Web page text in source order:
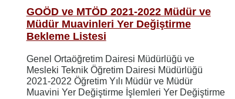
GOÖD ve MTÖD 2021-2022 Müdür ve
Müdür Muavinleri Yer Değiştirme
Bekleme Listesi
Genel Ortaöğretim Dairesi Müdürlüğü ve
Mesleki Teknik Öğretim Dairesi Müdürlüğü
2021-2022 Öğretim Yılı Müdür ve Müdür
Muavini Yer Değiştirme İşlemleri Yer Değiştirme